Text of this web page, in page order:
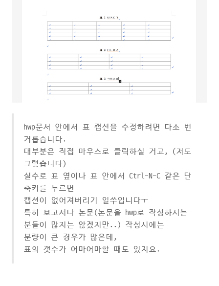
hwp문서 안에서 표 캡션을 수정하려면 다소 번
거롭습니다.
대부분은 직접 마우스로 클릭하실 거고, (저도
그렇습니다)
실수로 표 옆이나 표 안에서 Ctrl-N-C 같은 단
축키를 누르면
캡션이 없어져버리기 일쑤입니다ㅜ
특히 보고서나 논문(논문을 hwp로 작성하시는
분들이 많지는 않겠지만..) 작성시에는
분량이 큰 경우가 많은데,
표의 갯수가 어마어마할 때도 있지요.